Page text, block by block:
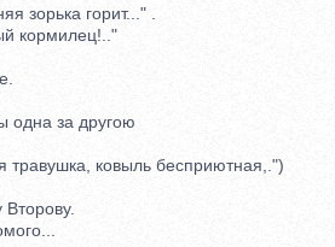
зорька горит..." .
кормилец!.."
одна за другою
ковыль бесприютная,.")